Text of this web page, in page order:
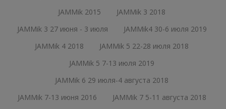
JAMMik 2015
JAMMik 3 2018
JAMMik 3 27 июня - 3 июля
JAMMik4 30-6 июля 2019
JAMMik 4 2018
JAMMik 5 22-28 июля 2018
JAMMik 5 7-13 июля 2019
JAMMik 6 29 июля-4 августа 2018
JAMMik 7-13 июня 2016
JAMMik 7 5-11 августа 2018